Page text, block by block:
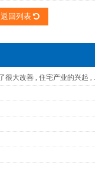
返回列表
近年来 ,随着我国经济的发展 , 人民的住房条件有了很大改